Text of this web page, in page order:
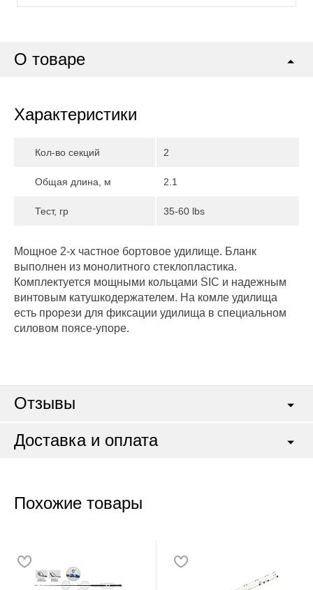
О товаре
Характеристики
Кол-во секций 2
Общая длина, м 2.1
Тест, гр 35-60 lbs
Мощное 2-х частное бортовое удилище. Бланк
выполнен из монолитного стеклопластика.
Комплектуется мощными кольцами SIC и надежным
винтовым катушкодержателем. На комле удилища
есть прорези для фиксации удилища в специальном
силовом поясе-упоре.
Отзывы
Доставка и оплата
Похожие товары